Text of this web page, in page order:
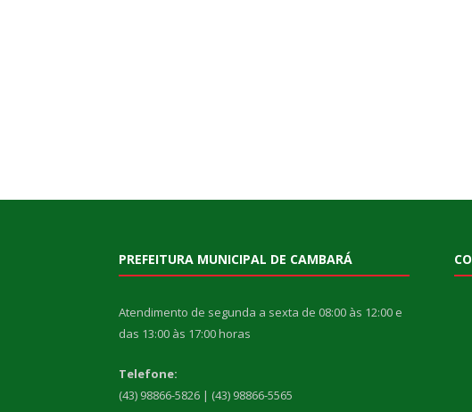
PREFEITURA MUNICIPAL DE CAMBARÁ
Atendimento de segunda a sexta de 08:00 às 12:00 e
das 13:00 às 17:00 horas
Telefone:
(43) 98866-5826 | (43) 98866-5565